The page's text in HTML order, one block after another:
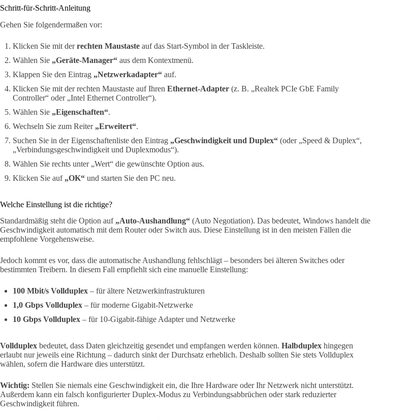
Schritt-für-Schritt-Anleitung
Gehen Sie folgendermaßen vor:
Klicken Sie mit derrechten Maustaste auf das Start-Symbol in der Taskleiste.
Wählen Sie „Geräte-Manager“ aus dem Kontextmenü.
Klappen Sie den Eintrag „Netzwerkadapter“ auf.
Klicken Sie mit der rechten Maustaste auf Ihren Ethernet-Adapter (z. B. „Realtek PCIe GbE Family
Controller“ oder „Intel Ethernet Controller“).
Wählen Sie „Eigenschaften“.
Wechseln Sie zum Reiter „Erweitert“.
Suchen Sie in der Eigenschaftenliste den Eintrag „Geschwindigkeit und Duplex“ (oder „Speed & Duplex“,
„Verbindungsgeschwindigkeit und Duplexmodus“).
Wählen Sie rechts unter „Wert“ die gewünschte Option aus.
Klicken Sie auf „OK“ und starten Sie den PC neu.
Welche Einstellung ist die richtige?
Standardmäßig steht die Option auf „Auto-Aushandlung“ (Auto Negotiation). Das bedeutet, Windows handelt die
Geschwindigkeit automatisch mit dem Router oder Switch aus. Diese Einstellung ist in den meisten Fällen die
empfohlene Vorgehensweise.
Jedoch kommt es vor, dass die automatische Aushandlung fehlschlägt – besonders bei älteren Switches oder
bestimmten Treibern. In diesem Fall empfiehlt sich eine manuelle Einstellung:
100 Mbit/s Vollduplex – für ältere Netzwerkinfrastrukturen
1,0 Gbps Vollduplex – für moderne Gigabit-Netzwerke
10 Gbps Vollduplex – für 10-Gigabit-fähige Adapter und Netzwerke
Vollduplex bedeutet, dass Daten gleichzeitig gesendet und empfangen werden können. Halbduplex hingegen
erlaubt nur jeweils eine Richtung – dadurch sinkt der Durchsatz erheblich. Deshalb sollten Sie stets Vollduplex
wählen, sofern die Hardware dies unterstützt.
Wichtig: Stellen Sie niemals eine Geschwindigkeit ein, die Ihre Hardware oder Ihr Netzwerk nicht unterstützt.
Außerdem kann ein falsch konfigurierter Duplex-Modus zu Verbindungsabbrüchen oder stark reduzierter
Geschwindigkeit führen.